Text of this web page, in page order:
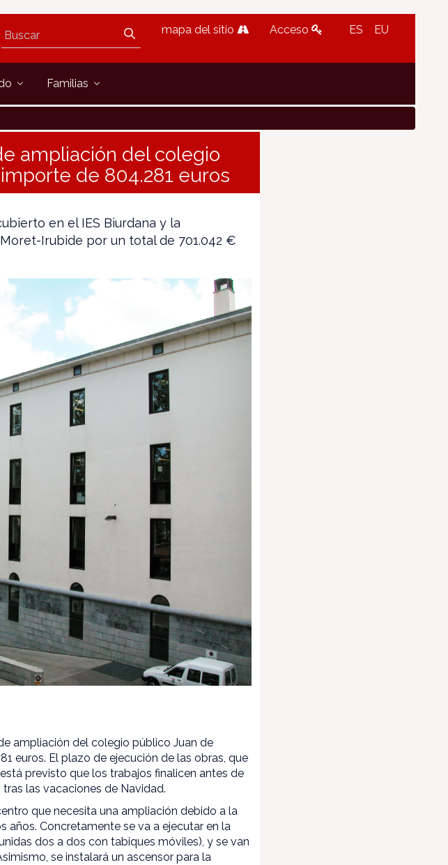
mapa del sitio Acceso ES EU
Familias
ampliación del colegio
de 804.281 euros
en el IES Biurdana y la
Irubide por un total de 701.042 €
ampliación del colegio público Juan de
euros. El plazo de ejecución de las obras, que
previsto que los trabajos finalicen antes de
las vacaciones de Navidad.
que necesita una ampliación debido a la
años. Concretamente se va a ejecutar en la
dos a dos con tabiques móviles), y se van
se instalará un ascensor para la